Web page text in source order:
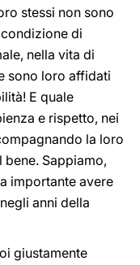
stessi non sono
di
nella vita di
sono loro affidati
E quale
e rispetto, nei
la loro
bene. Sappiamo,
importante avere
anni della
giustamente